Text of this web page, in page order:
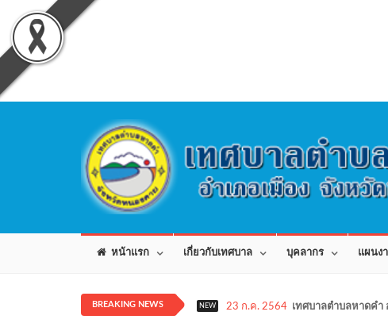
หน้าแรก เกี่ยวกับเทศบาล บุคลากร แผนง
BREAKING NEWS NEW 23 ก.ค. 2564 เทศบาลตำบลหาดคำ